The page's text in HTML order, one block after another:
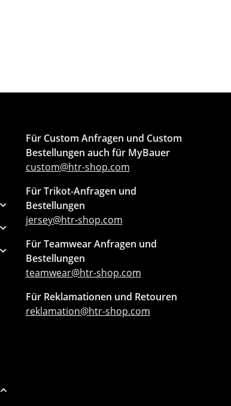
Für Custom Anfragen und Custom
Bestellungen auch für MyBauer
custom@htr-shop.com
Für Trikot-Anfragen und
Bestellungen
jersey@htr-shop.com
Für Teamwear Anfragen und
Bestellungen
teamwear@htr-shop.com
Für Reklamationen und Retouren
reklamation@htr-shop.com